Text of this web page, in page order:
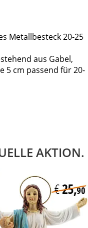
Metallbesteck 20-25
aus Gabel,
5 cm passend für 20-
AKTION.